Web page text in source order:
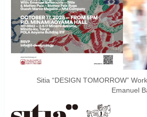
Sitia “DESIGN TOMORROW”
Emanuel